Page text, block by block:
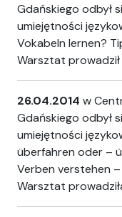
Gdańskiego odbył
umiejętności
Vokabeln lernen?
Warsztat prowadził
26.04.2014 w
Gdańskiego odbył
umiejętności
überfahren oder –
Verben verstehen –
Warsztat